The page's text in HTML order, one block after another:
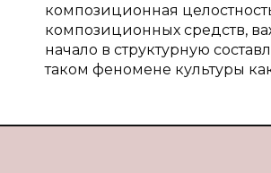
композиционная
композиционных средств,
начало в структурную
таком феномене культуры